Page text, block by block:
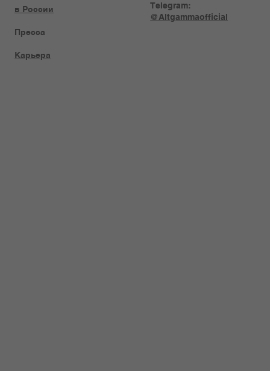
в России
Пресса
Карьера
Telegram:
@Altgammaofficial